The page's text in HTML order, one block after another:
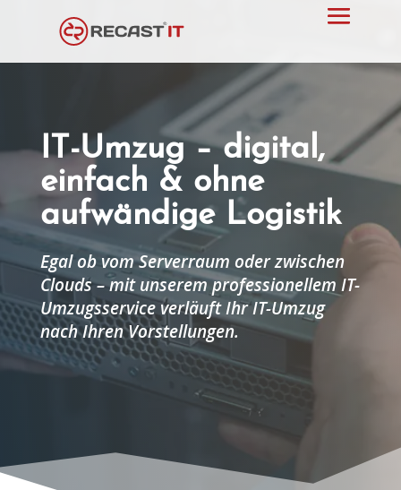
IT-Umzug – digital,
einfach & ohne
aufwändige Logistik
Egal ob vom Serverraum oder zwischen
Clouds – mit unserem professionellem IT-
Umzugsservice verläuft Ihr IT-Umzug
nach Ihren Vorstellungen.